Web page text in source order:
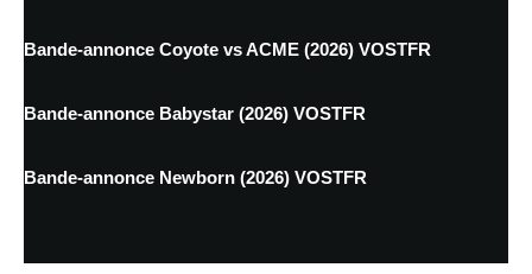
Bande-annonce Coyote vs ACME (2026) VOSTFR
Bande-annonce Babystar (2026) VOSTFR
Bande-annonce Newborn (2026) VOSTFR